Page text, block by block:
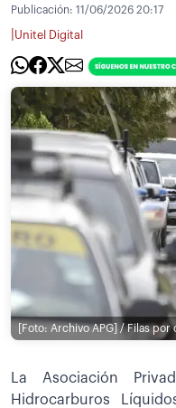
Publicación: 11/06/2026 20:17
Unitel Digital
[Foto: Archivo APG] / Filas
La Asociación
Hidrocarburos